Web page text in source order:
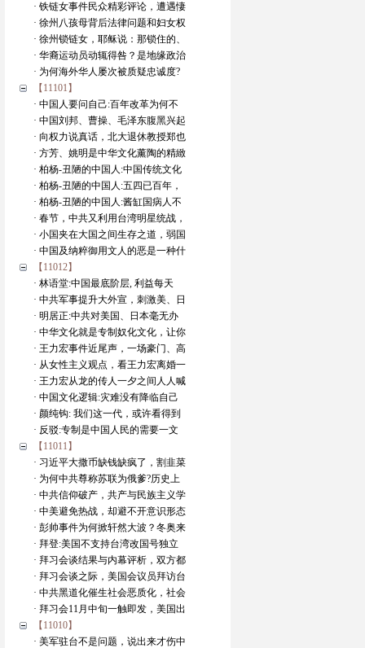
· 铁链女事件民众精彩评论，遭遇悽
· 徐州八孩母背后法律问题和妇女权
· 徐州锁链女，耶稣说：那锁住的、
· 华裔运动员动辄得咎？是地缘政治
· 为何海外华人屡次被质疑忠诚度?
【11101】
· 中国人要问自己:百年改革为何不
· 中国刘邦、曹操、毛泽东腹黑兴起
· 向权力说真话，北大退休教授郑也
· 方芳、姚明是中华文化薰陶的精緻
· 柏杨-丑陋的中国人:中国传统文化
· 柏杨-丑陋的中国人:五四已百年，
· 柏杨-丑陋的中国人:酱缸国病人不
· 春节，中共又利用台湾明星统战，
· 小国夹在大国之间生存之道，弱国
· 中国及纳粹御用文人的恶是一种什
【11012】
· 林语堂:中国最底阶层, 利益每天
· 中共军事提升大外宣，刺激美、日
· 明居正:中共对美国、日本毫无办
· 中华文化就是专制奴化文化，让你
· 王力宏事件近尾声，一场豪门、高
· 从女性主义观点，看王力宏离婚一
· 王力宏从龙的传人一夕之间人人喊
· 中国文化逻辑:灾难没有降临自己
· 颜纯钩: 我们这一代，或许看得到
· 反驳:专制是中国人民的需要一文
【11011】
· 习近平大撒币缺钱缺疯了，割韭菜
· 为何中共尊称苏联为俄爹?历史上
· 中共信仰破产，共产与民族主义学
· 中美避免热战，却避不开意识形态
· 彭帅事件为何掀轩然大波？冬奥来
· 拜登:美国不支持台湾改国号独立
· 拜习会谈结果与内幕评析，双方都
· 拜习会谈之际，美国会议员拜访台
· 中共黑道化催生社会恶质化，社会
· 拜习会11月中旬一触即发，美国出
【11010】
· 美军驻台不是问题，说出来才伤中